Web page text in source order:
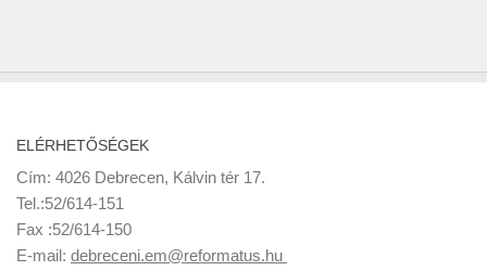
ELÉRHETŐSÉGEK
Cím: 4026 Debrecen, Kálvin tér 17.
Tel.:52/614-151
Fax :52/614-150
E-mail: debreceni.em@reformatus.hu